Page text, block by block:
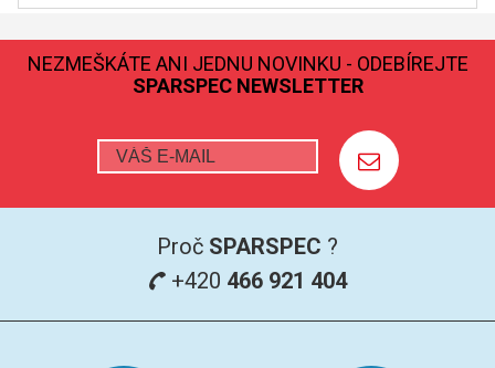
NEZMEŠKÁTE ANI JEDNU NOVINKU - ODEBÍREJTE
SPARSPEC NEWSLETTER
Proč SPARSPEC ?
+420 466 921 404